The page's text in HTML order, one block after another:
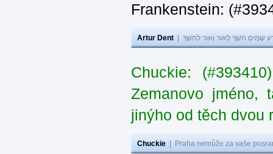
Frankenstein:
Artur Dent שָׂמִים חֹשֶׁךְ לְאוֹר וְאוֹר לְחֹשֶׁךְ
Chuckie:
Zemanovo jméno,
jinýho od těch dvou
Chuckie Praha nemůže za vaše